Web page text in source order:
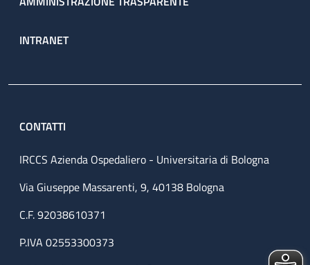
INTRANET
CONTATTI
IRCCS Azienda Ospedaliero - Universitaria di Bologna
Via Giuseppe Massarenti, 9, 40138 Bologna
C.F. 92038610371
P.IVA 02553300373